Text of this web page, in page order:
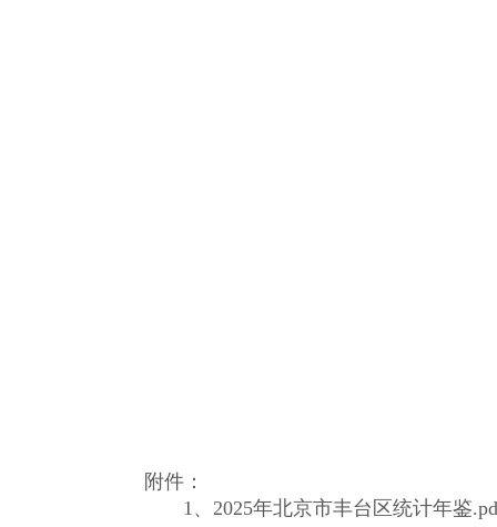
附件：
1、 2025年北京市丰台区统计年鉴